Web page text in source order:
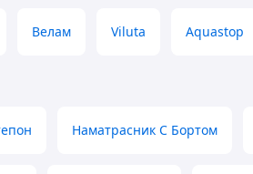
Велам Viluta Aquastop
Наматрасник С Бортом